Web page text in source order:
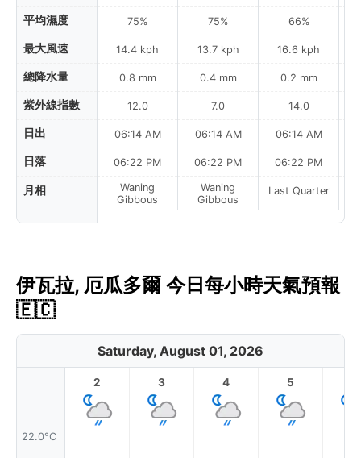
平均濕度
最大風速
總降水量
紫外線指數
日出
日落
月相
75%
14.4 kph
0.8 mm
12.0
06:14 AM
06:22 PM
Waning
Gibbous
75%
13.7 kph
0.4 mm
7.0
06:14 AM
06:22 PM
Waning
Gibbous
66%
16.6 kph
0.2 mm
14.0
06:14 AM
06:22 PM
Last Quarter
伊瓦拉, 厄瓜多爾 今日每小時天氣預報
🇪🇨
Saturday, August 01, 2026
22.0°C
2 3 4 5